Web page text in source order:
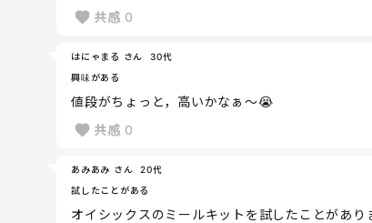
共感 0
はにゃまる さん
30代
興味がある
値段がちょっと，高いかなぁ〜😭
共感 0
あみあみ さん
20代
試したことがある
オイシックスのミールキットを試したことがあり